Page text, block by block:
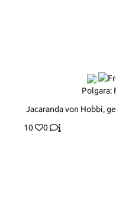
Polgara:
Jacaranda von Hobbi,
10
0